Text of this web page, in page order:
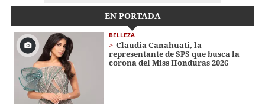
EN PORTADA
BELLEZA
Claudia Canahuati, la
representante de SPS que busca la
corona del Miss Honduras 2026